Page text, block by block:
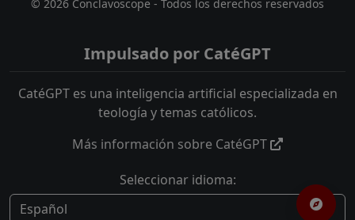
© 2026 Conclavoscope - Todos los derechos reservados
Impulsado por CatéGPT
CatéGPT es una inteligencia artificial especializada en
teología y temas católicos.
Más información sobre CatéGPT
Seleccionar idioma: